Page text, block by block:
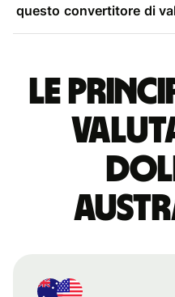
questo convertitore di
Le